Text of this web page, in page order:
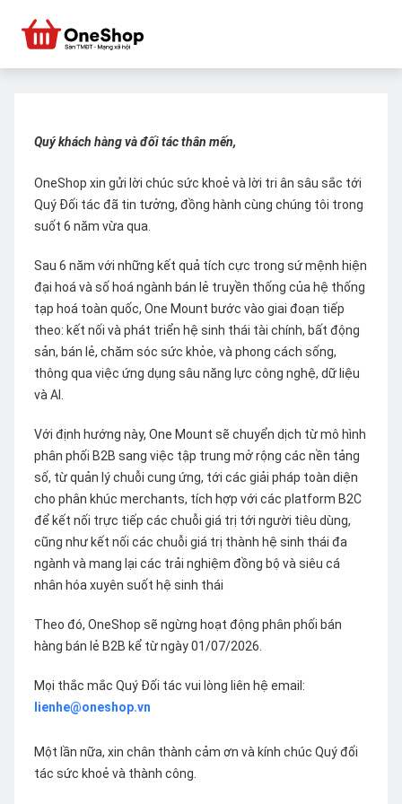
Quý khách hàng và đối tác thân mến,
OneShop xin gửi lời chúc sức khoẻ và lời tri ân sâu sắc tới
Quý Đối tác đã tin tưởng, đồng hành cùng chúng tôi trong
suốt 6 năm vừa qua.
Sau 6 năm với những kết quả tích cực trong sứ mệnh hiện
đại hoá và số hoá ngành bán lẻ truyền thống của hệ thống
tạp hoá toàn quốc, One Mount bước vào giai đoạn tiếp
theo: kết nối và phát triển hệ sinh thái tài chính, bất động
sản, bán lẻ, chăm sóc sức khỏe, và phong cách sống,
thông qua việc ứng dụng sâu năng lực công nghệ, dữ liệu
và AI.
Với định hướng này, One Mount sẽ chuyển dịch từ mô hình
phân phối B2B sang việc tập trung mở rộng các nền tảng
số, từ quản lý chuỗi cung ứng, tới các giải pháp toàn diện
cho phân khúc merchants, tích hợp với các platform B2C
để kết nối trực tiếp các chuỗi giá trị tới người tiêu dùng,
cũng như kết nối các chuỗi giá trị thành hệ sinh thái đa
ngành và mang lại các trải nghiệm đồng bộ và siêu cá
nhân hóa xuyên suốt hệ sinh thái
Theo đó, OneShop sẽ ngừng hoạt động phân phối bán
hàng bán lẻ B2B kể từ ngày 01/07/2026.
Mọi thắc mắc Quý Đối tác vui lòng liên hệ email:
lienhe@oneshop.vn
Một lần nữa, xin chân thành cảm ơn và kính chúc Quý đối
tác sức khoẻ và thành công.